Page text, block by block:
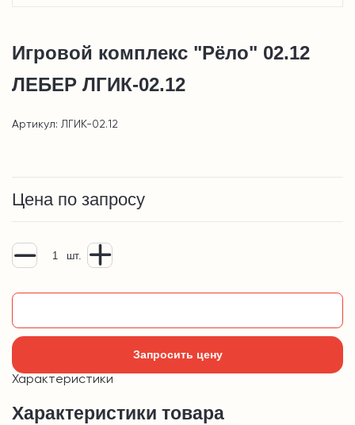
Игровой комплекс "Рёло" 02.12
ЛЕБЕР ЛГИК-02.12
Артикул: ЛГИК-02.12
Цена по запросу
шт.
Запросить цену
Характеристики
Характеристики товара